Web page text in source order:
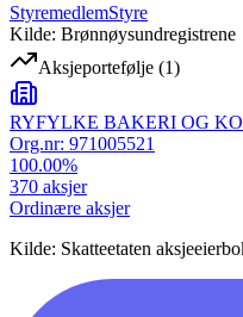
StyremedlemStyre
Kilde: Brønnøysundregistrene
Aksjeportefølje (1)
RYFYLKE BAKERI OG
Org.nr: 971005521
100.00%
370 aksjer
Ordinære aksjer
Kilde: Skatteetaten